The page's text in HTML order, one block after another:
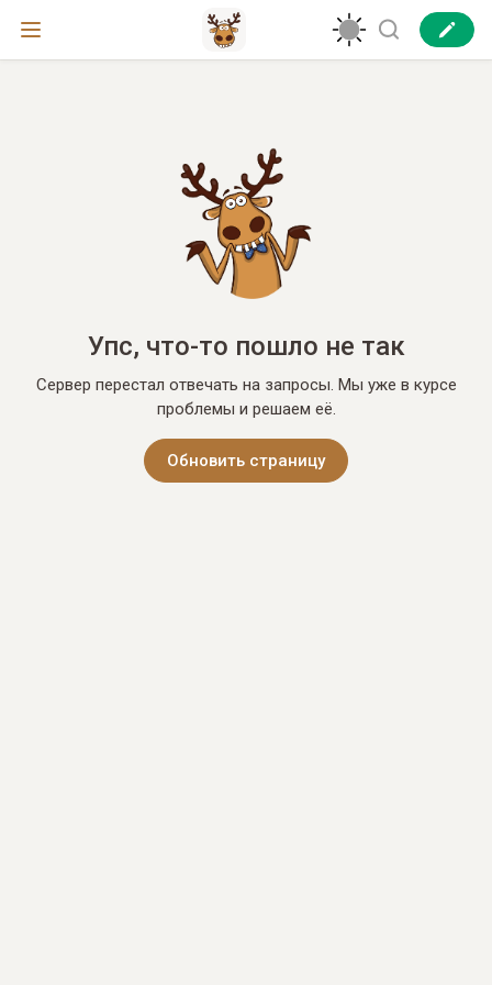
Упс, что-то пошло не так
Сервер перестал отвечать на запросы. Мы уже в курсе
проблемы и решаем её.
Обновить страницу